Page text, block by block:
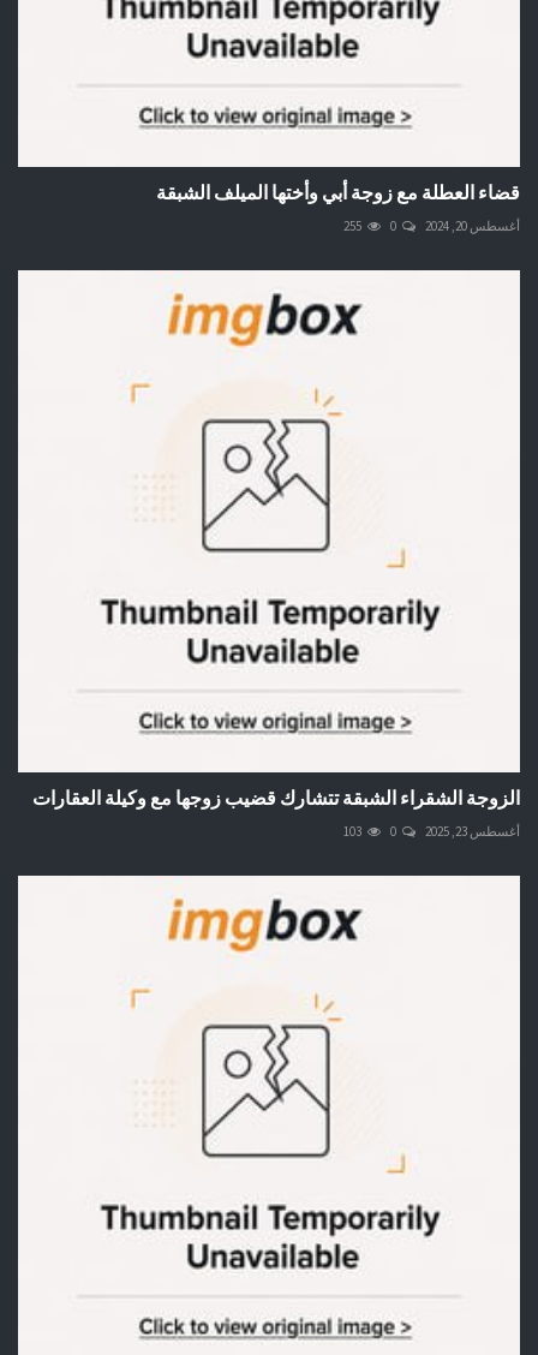
قضاء العطلة مع زوجة أبي وأختها الميلف الشبقة
أغسطس 20, 2024 0
255
الزوجة الشقراء الشبقة تتشارك قضيب زوجها مع وكيلة العقارات
أغسطس 23, 2025 0
103